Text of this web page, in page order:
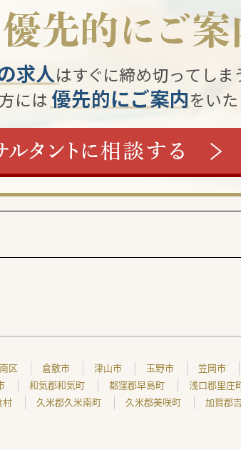
区 倉敷市 津山市 玉野市 笠岡市
和気郡和気町 都窪郡早島町 浅口郡里庄
村 久米郡久米南町 久米郡美咲町
加賀郡